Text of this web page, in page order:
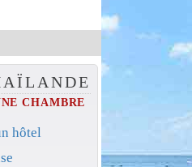
CHAMBRE
hôtel